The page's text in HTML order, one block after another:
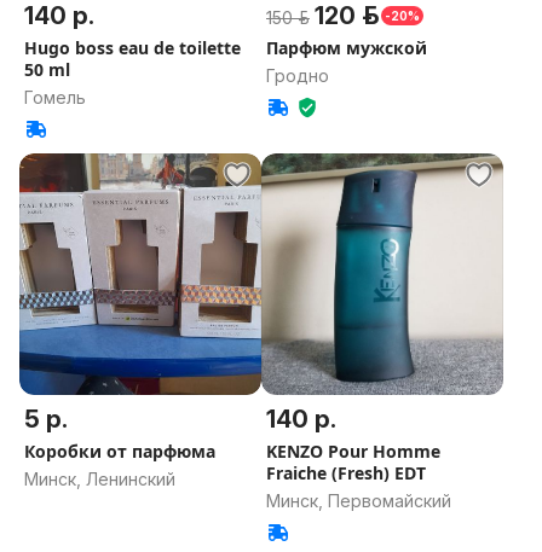
140 р.
Hugo boss eau de toilette
50 ml
Гомель
150 р. 120 р. -20%
Парфюм мужской
Гродно
5 р.
Коробки от парфюма
Минск, Ленинский
140 р.
KENZO Pour Homme
Fraiche (Fresh) EDT
Минск, Первомайский